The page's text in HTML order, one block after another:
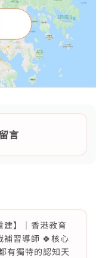
言
建】｜香港教育
補習導師 🍀核心
有獨特的認知天